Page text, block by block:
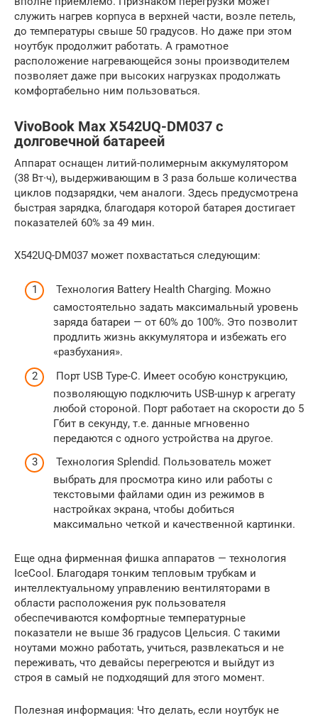
служить нагрев корпуса в верхней части, возле петель,
до температуры свыше 50 градусов. Но даже при этом
ноутбук продолжит работать. А грамотное
расположение нагревающейся зоны производителем
позволяет даже при высоких нагрузках продолжать
комфортабельно ним пользоваться.
VivoBook Max X542UQ-DM037 с
долговечной батареей
Аппарат оснащен литий-полимерным аккумулятором
(38 Вт∙ч), выдерживающим в 3 раза больше количества
циклов подзарядки, чем аналоги. Здесь предусмотрена
быстрая зарядка, благодаря которой батарея достигает
показателей 60% за 49 мин.
X542UQ-DM037 может похвастаться следующим:
Технология Battery Health Charging. Можно
самостоятельно задать максимальный уровень
заряда батареи — от 60% до 100%. Это позволит
продлить жизнь аккумулятора и избежать его
«разбухания».
Порт USB Type-C. Имеет особую конструкцию,
позволяющую подключить USB-шнур к агрегату
любой стороной. Порт работает на скорости до 5
Гбит в секунду, т.е. данные мгновенно
передаются с одного устройства на другое.
Технология Splendid. Пользователь может
выбрать для просмотра кино или работы с
текстовыми файлами один из режимов в
настройках экрана, чтобы добиться
максимально четкой и качественной картинки.
Еще одна фирменная фишка аппаратов — технология
IceCool. Благодаря тонким тепловым трубкам и
интеллектуальному управлению вентиляторами в
области расположения рук пользователя
обеспечиваются комфортные температурные
показатели не выше 36 градусов Цельсия. С такими
ноутами можно работать, учиться, развлекаться и не
переживать, что девайсы перегреются и выйдут из
строя в самый не подходящий для этого момент.
Полезная информация: Что делать, если ноутбук не